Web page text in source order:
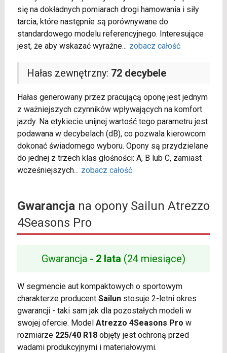
się na dokładnych pomiarach drogi hamowania i siły
tarcia, które następnie są porównywane do
standardowego modelu referencyjnego. Interesujące
jest, że aby wskazać wyraźne... zobacz całość
Hałas zewnętrzny: 72 decybele
Hałas generowany przez pracującą oponę jest jednym
z ważniejszych czynników wpływających na komfort
jazdy. Na etykiecie unijnej wartość tego parametru jest
podawana w decybelach (dB), co pozwala kierowcom
dokonać świadomego wyboru. Opony są przydzielane
do jednej z trzech klas głośności: A, B lub C, zamiast
wcześniejszych... zobacz całość
Gwarancjana opony Sailun Atrezzo
4Seasons Pro
Gwarancja - 2 lata (24 miesiące)
W segmencie aut kompaktowych o sportowym
charakterze producent Sailunstosuje 2-letni okres
gwarancji - taki sam jak dla pozostałych modeli w
swojej ofercie. Model Atrezzo 4Seasons Pro w
rozmiarze 225/40 R18objęty jest ochroną przed
wadami produkcyjnymi i materiałowymi.